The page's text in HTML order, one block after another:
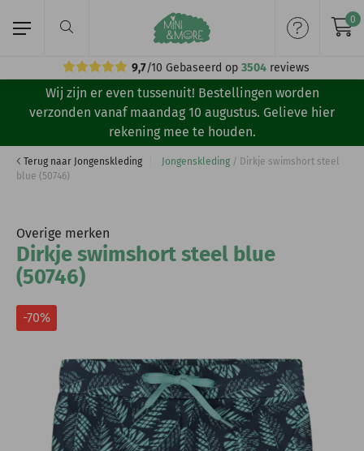
9,7/10 Gebaseerd op 3504 reviews
0
Home
Meisjeskleding
Jongenskleding
Volg ons:
Wij zijn er even tussenuit! Bestellingen worden
verzonden vanaf maandag 10 augustus. Gelieve hier
rekening mee te houden.
Terug naar Jongenskleding Jongenskleding / Dirkje swimshort steel
blue (50746)
Overige merken
Dirkje swimshort steel blue
(50746)
-70%